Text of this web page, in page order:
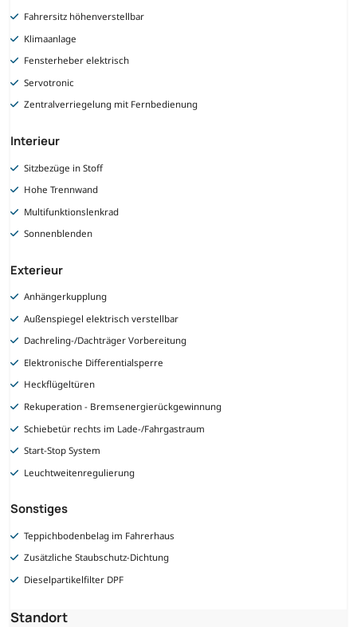
Fahrersitz höhenverstellbar
Klimaanlage
Fensterheber elektrisch
Servotronic
Zentralverriegelung mit Fernbedienung
Interieur
Sitzbezüge in Stoff
Hohe Trennwand
Multifunktionslenkrad
Sonnenblenden
Exterieur
Anhängerkupplung
Außenspiegel elektrisch verstellbar
Dachreling-/Dachträger Vorbereitung
Elektronische Differentialsperre
Heckflügeltüren
Rekuperation - Bremsenergierückgewinnung
Schiebetür rechts im Lade-/Fahrgastraum
Start-Stop System
Leuchtweitenregulierung
Sonstiges
Teppichbodenbelag im Fahrerhaus
Zusätzliche Staubschutz-Dichtung
Dieselpartikelfilter DPF
Standort